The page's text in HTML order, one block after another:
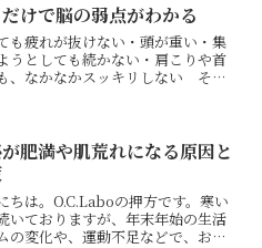
けで脳の弱点がわかる
も疲れが抜けない・頭が重い・集
うとしても続かない・肩こりや首
、なかなかスッキリしない そん
く」このシンプル...
肥満や肌荒れになる原因と
ちは。O.C.Laboの押方です。寒い
いておりますが、年末年始の生活
の変化や、運動不足などで、お腹